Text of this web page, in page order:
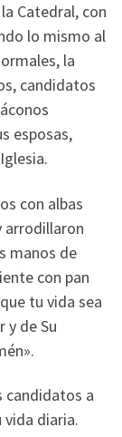
Catedral, con
lo mismo al
la
candidatos
esposas,
con albas
arrodillaron
manos de
con pan
tu vida sea
y de Su
candidatos a
vida diaria.